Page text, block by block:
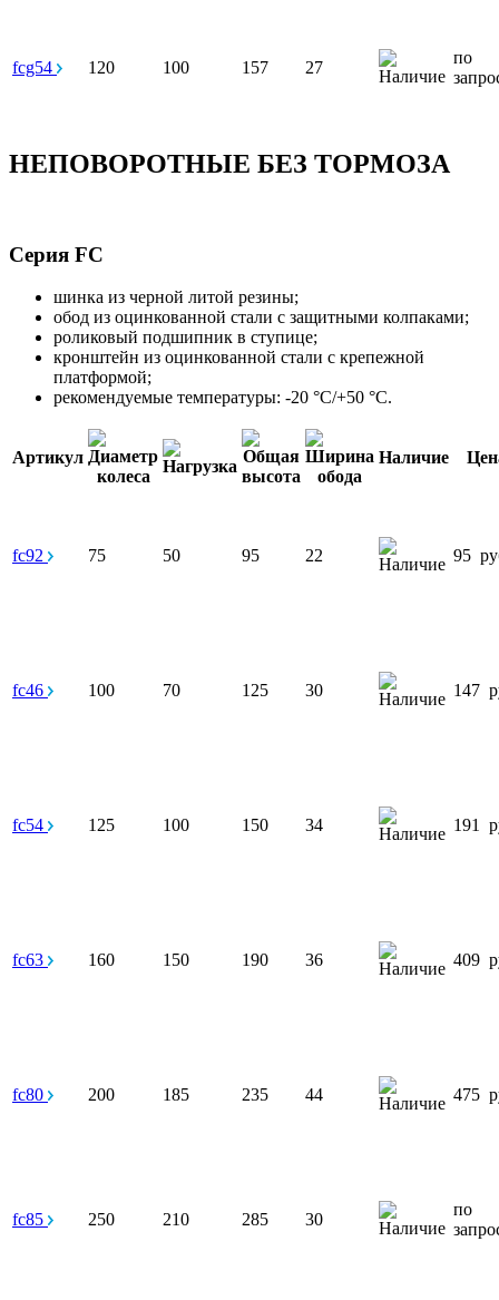
fcg54 120 100 157 27
по
НЕПОВОРОТНЫЕ БЕЗ ТОРМОЗА
Серия FC
шинка из черной литой резины;
обод из оцинкованной стали с защитными колпаками;
роликовый подшипник в ступице;
кронштейн из оцинкованной стали с крепежной
платформой;
рекомендуемые температуры: -20 °С/+50 °С.
Артикул Наличие
fc92 75 50 95 22 95
fc46 100 70 125 30 147
fc54 125 100 150 34 191
fc63 160 150 190 36 409
fc80 200 185 235 44 475
fc85 250 210 285 30
по